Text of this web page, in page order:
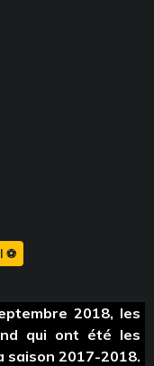
⚽️
2018, les
qui ont été les
saison 2017-2018.